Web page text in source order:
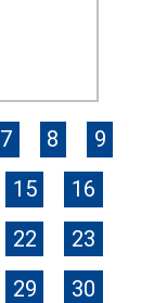
7 8
9
15
16
22
23
29
30